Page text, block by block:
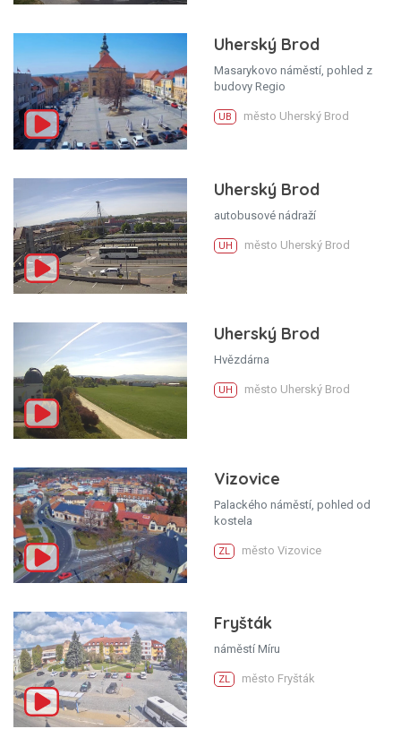
Uherský Brod
Masarykovo náměstí, pohled z
budovy Regio
UB město Uherský Brod
Uherský Brod
autobusové nádraží
UH město Uherský Brod
Uherský Brod
Hvězdárna
UH město Uherský Brod
Vizovice
Palackého náměstí, pohled od
kostela
ZL město Vizovice
Fryšták
náměstí Míru
ZL město Fryšták